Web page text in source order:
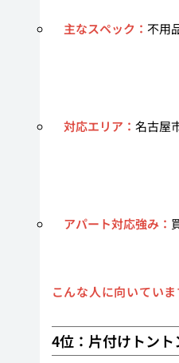
主なスペック： 不用
対応エリア： 名古屋
アパート対応強み：
こんな人に向いていま
4位：片付けトント